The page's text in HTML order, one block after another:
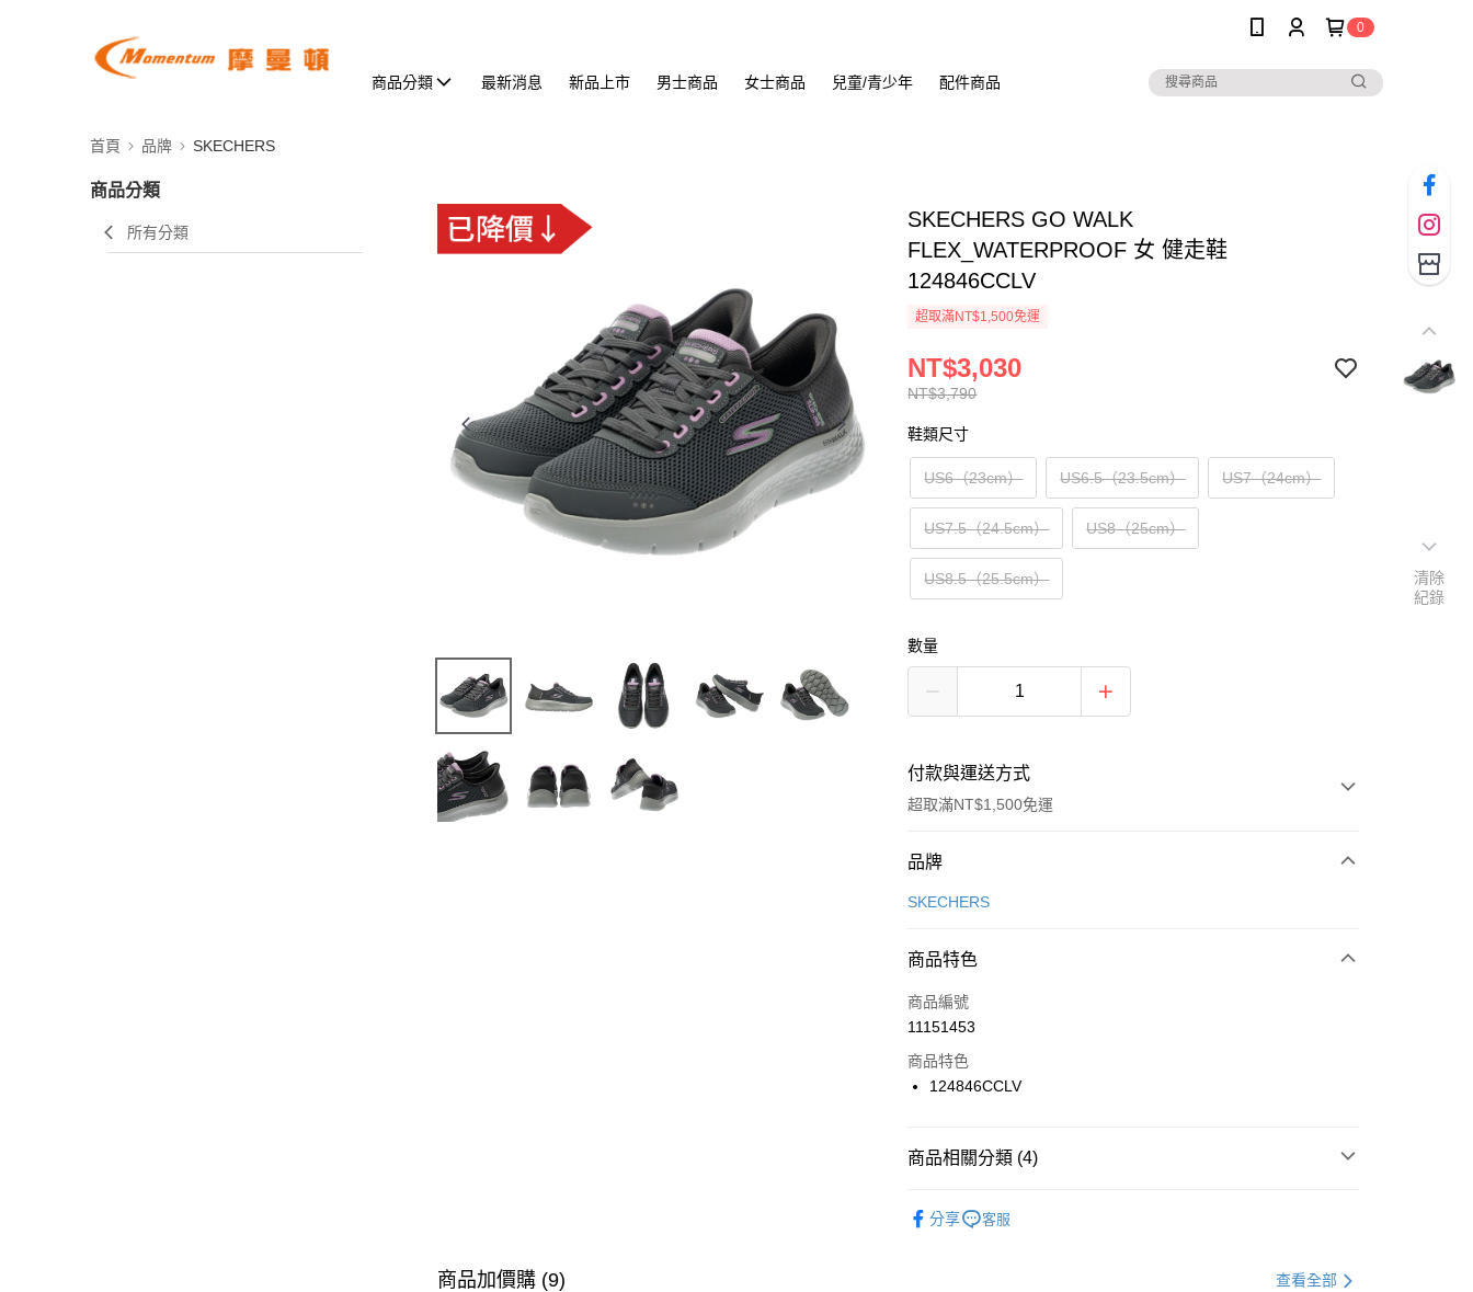
0
商品分類 最新消息 新品上市 男士商品 女士商品 兒童/青少年 配件商品
首頁 品牌 SKECHERS
商品分類
所有分類
SKECHERS GO WALK
FLEX_WATERPROOF 女 健走鞋
124846CCLV
超取滿NT$1,500免運
NT$3,790
NT$3,030
鞋類尺寸
US6（23cm） US6.5（23.5cm） US7（24cm）
US7.5（24.5cm） US8（25cm）
US8.5（25.5cm）
數量
付款與運送方式
超取滿NT$1,500免運
付款方式
信用卡一次付款
合作金庫商業銀行
華南商業銀行
上海商業儲蓄銀行
國泰世華商業銀行
聯邦商業銀行
台新國際商業銀行
LINE Pay
Apple Pay
【關於「AFTEE先享後付」】
品牌
SKECHERS
商品特色
商品編號
11151453
商品特色
124846CCLV
商品相關分類 (4)
分享 客服
商品加價購 (9) 查看全部
清除
紀錄